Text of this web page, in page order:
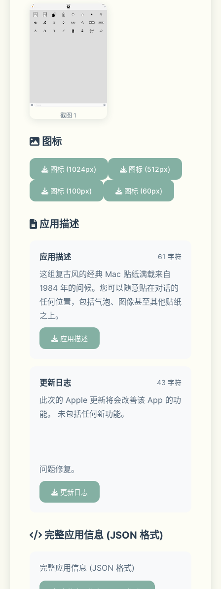
截图 1
图标
图标 (1024px) 图标 (512px)
图标 (100px) 图标 (60px)
应用描述
应用描述 61 字符
这组复古风的经典 Mac 贴纸满载来自
1984 年的问候。您可以随意贴在对话的
任何位置，包括气泡、图像甚至其他贴纸
之上。
应用描述
更新日志 43 字符
此次的 Apple 更新将会改善该 App 的功
能。 未包括任何新功能。
问题修复。
更新日志
完整应用信息 (JSON 格式)
完整应用信息 (JSON 格式)